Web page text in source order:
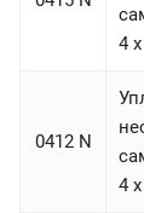
4
0412 N
4